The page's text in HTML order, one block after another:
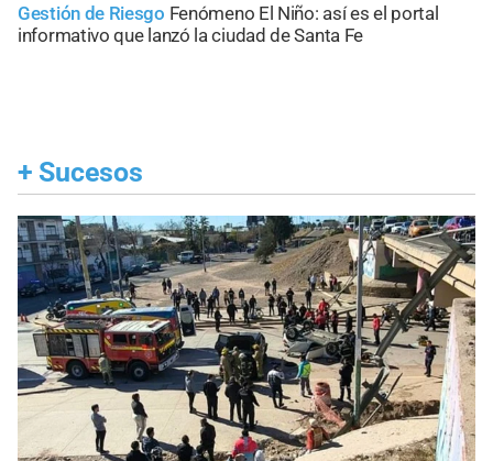
Gestión de Riesgo Fenómeno El Niño: así es el portal
informativo que lanzó la ciudad de Santa Fe
+ Sucesos